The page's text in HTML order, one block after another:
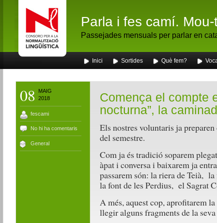
Parla i fes camí.
Passejades mensuals per parlar en
Inici Sortides Què fem?
08
MAIG
2018
fescami
No hi ha comentaris
General
Comença el compte
nocturna”, la
Els nostres voluntaris ja
del semestre.
Com ja és tradició soparem
àpat i conversa i baixarem ja
passarem són: la riera de Teià,
la font de les Perdius, el Sagrat
A més, aquest cop, aprofitarem la
llegir alguns fragments de la